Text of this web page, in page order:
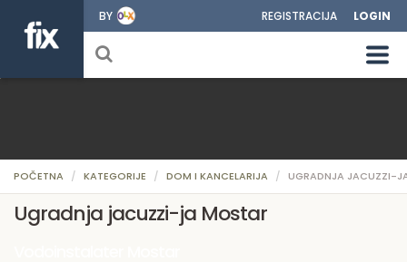
BY REGISTRACIJA LOGIN
POČETNA KATEGORIJE DOM I KANCELARIJA UGRADNJA JACUZZI-
Ugradnja jacuzzi-ja Mostar